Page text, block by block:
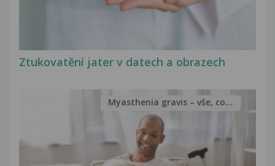
Ztukovatění jater v datech a obrazech
Myasthenia gravis – vše, co...